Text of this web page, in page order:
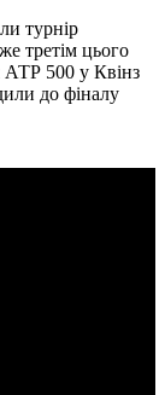
турнір
третім цього
АТР 500 у Квінз
до фіналу